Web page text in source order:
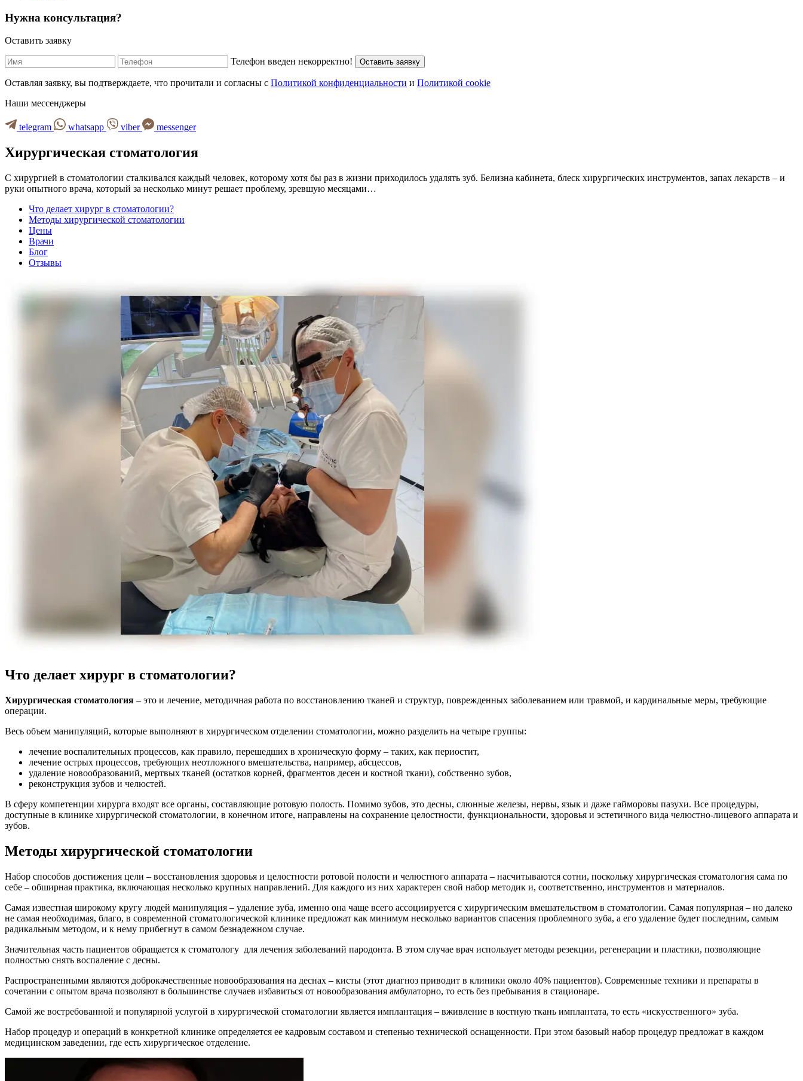
Нужна консультация?
Оставить заявку
Телефон введен некорректно! Оставить заявку
Оставляя заявку, вы подтверждаете, что прочитали и согласны с Политикой конфиденциальности и Политикой cookie
Наши мессенджеры
telegram whatsapp viber messenger
Хирургическая стоматология
С хирургией в стоматологии сталкивался каждый человек, которому хотя бы раз в жизни приходилось удалять зуб. Белизна кабинета, блеск хирургических инструментов, запах лекарств – и
руки опытного врача, который за несколько минут решает проблему, зревшую месяцами…
Что делает хирург в стоматологии?
Методы хирургической стоматологии
Цены
Врачи
Блог
Отзывы
Что делает хирург в стоматологии?
Хирургическая стоматология – это и лечение, методичная работа по восстановлению тканей и структур, поврежденных заболеванием или травмой, и кардинальные меры, требующие
операции.
Весь объем манипуляций, которые выполняют в хирургическом отделении стоматологии, можно разделить на четыре группы:
лечение воспалительных процессов, как правило, перешедших в хроническую форму – таких, как периостит,
лечение острых процессов, требующих неотложного вмешательства, например, абсцессов,
удаление новообразований, мертвых тканей (остатков корней, фрагментов десен и костной ткани), собственно зубов,
реконструкция зубов и челюстей.
В сферу компетенции хирурга входят все органы, составляющие ротовую полость. Помимо зубов, это десны, слюнные железы, нервы, язык и даже гайморовы пазухи. Все процедуры,
доступные в клинике хирургической стоматологии, в конечном итоге, направлены на сохранение целостности, функциональности, здоровья и эстетичного вида челюстно-лицевого аппарата и
зубов.
Методы хирургической стоматологии
Набор способов достижения цели – восстановления здоровья и целостности ротовой полости и челюстного аппарата – насчитываются сотни, поскольку хирургическая стоматология сама по
себе – обширная практика, включающая несколько крупных направлений. Для каждого из них характерен свой набор методик и, соответственно, инструментов и материалов.
Самая известная широкому кругу людей манипуляция – удаление зуба, именно она чаще всего ассоциируется с хирургическим вмешательством в стоматологии. Самая популярная – но далеко
не самая необходимая, благо, в современной стоматологической клинике предложат как минимум несколько вариантов спасения проблемного зуба, а его удаление будет последним, самым
радикальным методом, и к нему прибегнут в самом безнадежном случае.
Значительная часть пациентов обращается к стоматологу для лечения заболеваний пародонта. В этом случае врач использует методы резекции, регенерации и пластики, позволяющие
полностью снять воспаление с десны.
Распространенными являются доброкачественные новообразования на деснах – кисты (этот диагноз приводит в клиники около 40% пациентов). Современные техники и препараты в
сочетании с опытом врача позволяют в большинстве случаев избавиться от новообразования амбулаторно, то есть без пребывания в стационаре.
Самой же востребованной и популярной услугой в хирургической стоматологии является имплантация – вживление в костную ткань имплантата, то есть «искусственного» зуба.
Набор процедур и операций в конкретной клинике определяется ее кадровым составом и степенью технической оснащенности. При этом базовый набор процедур предложат в каждом
медицинском заведении, где есть хирургическое отделение.